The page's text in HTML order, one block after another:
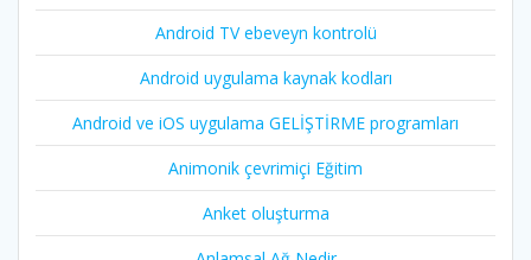
Android TV ebeveyn kontrolü
Android uygulama kaynak kodları
Android ve iOS uygulama GELİŞTİRME programları
Animonik çevrimiçi Eğitim
Anket oluşturma